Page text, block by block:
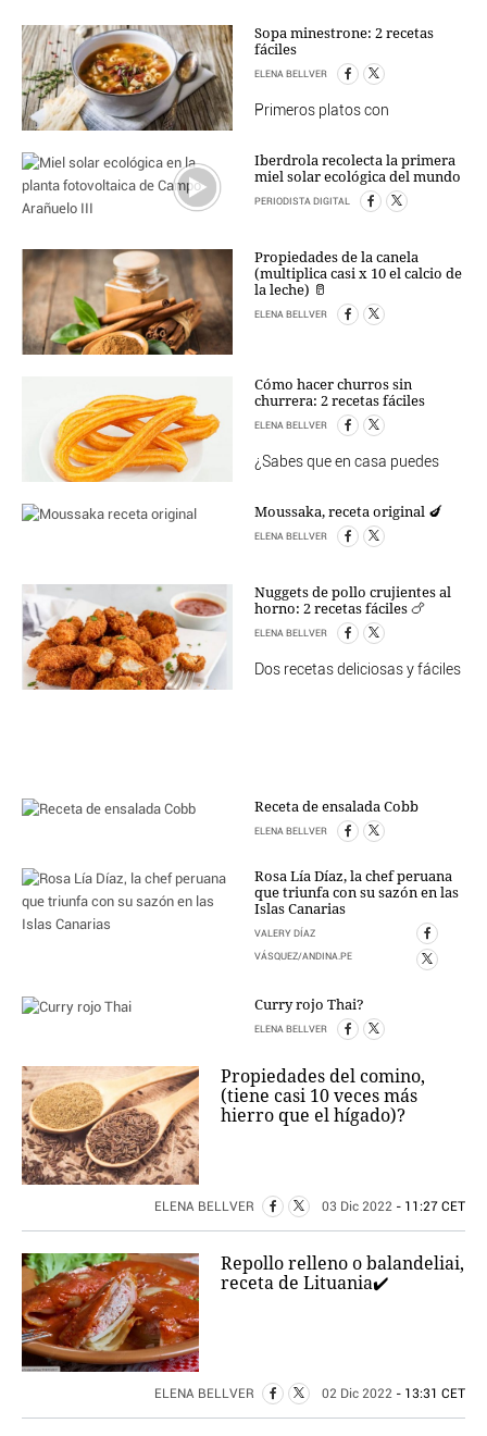
ORGANISMOS
LUGARES
AUTORES
HEMEROTECA
SERVICIOS
OFERTAS
ENLACES
MEDIOS
MÁS SERVICIOS
EDICIONES
AMÉRICA
ESPAÑA
Sopa minestrone: 2 recetas
fáciles
ELENA BELLVER
Primeros platos con
Iberdrola recolecta la primera
miel solar ecológica del mundo
PERIODISTA DIGITAL
Propiedades de la canela
(multiplica casi x 10 el calcio de
la leche) 🥛
ELENA BELLVER
Cómo hacer churros sin
churrera: 2 recetas fáciles
ELENA BELLVER
¿Sabes que en casa puedes
Moussaka, receta original 🍆
ELENA BELLVER
Nuggets de pollo crujientes al
horno: 2 recetas fáciles 🍗
ELENA BELLVER
Dos recetas deliciosas y fáciles
Receta de ensalada Cobb
ELENA BELLVER
Rosa Lía Díaz, la chef peruana
que triunfa con su sazón en las
Islas Canarias
VALERY DÍAZ
VÁSQUEZ/ANDINA.PE
Curry rojo Thai?
ELENA BELLVER
Propiedades del comino,
(tiene casi 10 veces más
hierro que el hígado)?
ELENA BELLVER 03 Dic 2022 - 11:27 CET
Repollo relleno o balandeliai,
receta de Lituania✔️
ELENA BELLVER 02 Dic 2022 - 13:31 CET